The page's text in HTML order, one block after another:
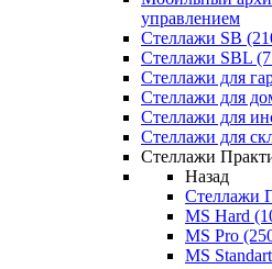
управлением
Стеллажи SB
Стеллажи SBL
Стеллажи для
Стеллажи для
Стеллажи для
Стеллажи для
Стеллажи
Назад
Стеллажи
MS Hard
MS Pro
MS